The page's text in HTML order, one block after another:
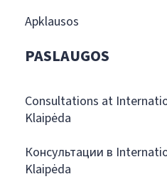
Apklausos
PASLAUGOS
Consultations at
Klaipėda
Консультации в
Klaipėda